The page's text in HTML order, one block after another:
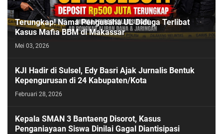
Terungkap! Nama Pengusaha UL Diduga Terlibat
Kasus Mafia BBM di Makassar
Mei 03, 2026
KJI Hadir di Sulsel, Edy Basri Ajak Jurnalis Bentuk
Kepengurusan di 24 Kabupaten/Kota
Februari 28, 2026
Kepala SMAN 3 Bantaeng Disorot, Kasus
Penganiayaan Siswa Dinilai Gagal Diantisipasi